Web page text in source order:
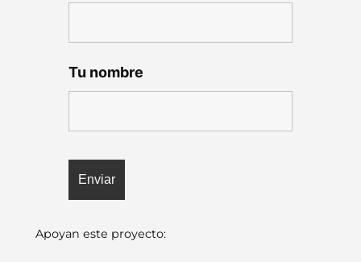
Tu nombre
Apoyan este proyecto: